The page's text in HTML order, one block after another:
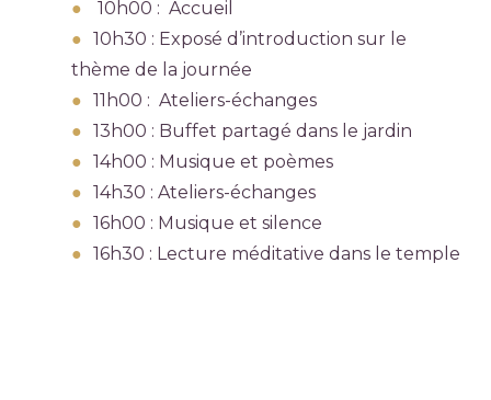
10h00 : Accueil
10h30 : Exposé d’introduction sur le
thème de la journée
11h00 : Ateliers-échanges
13h00 : Buffet partagé dans le jardin
14h00 : Musique et poèmes
14h30 : Ateliers-échanges
16h00 : Musique et silence
16h30 : Lecture méditative dans le temple